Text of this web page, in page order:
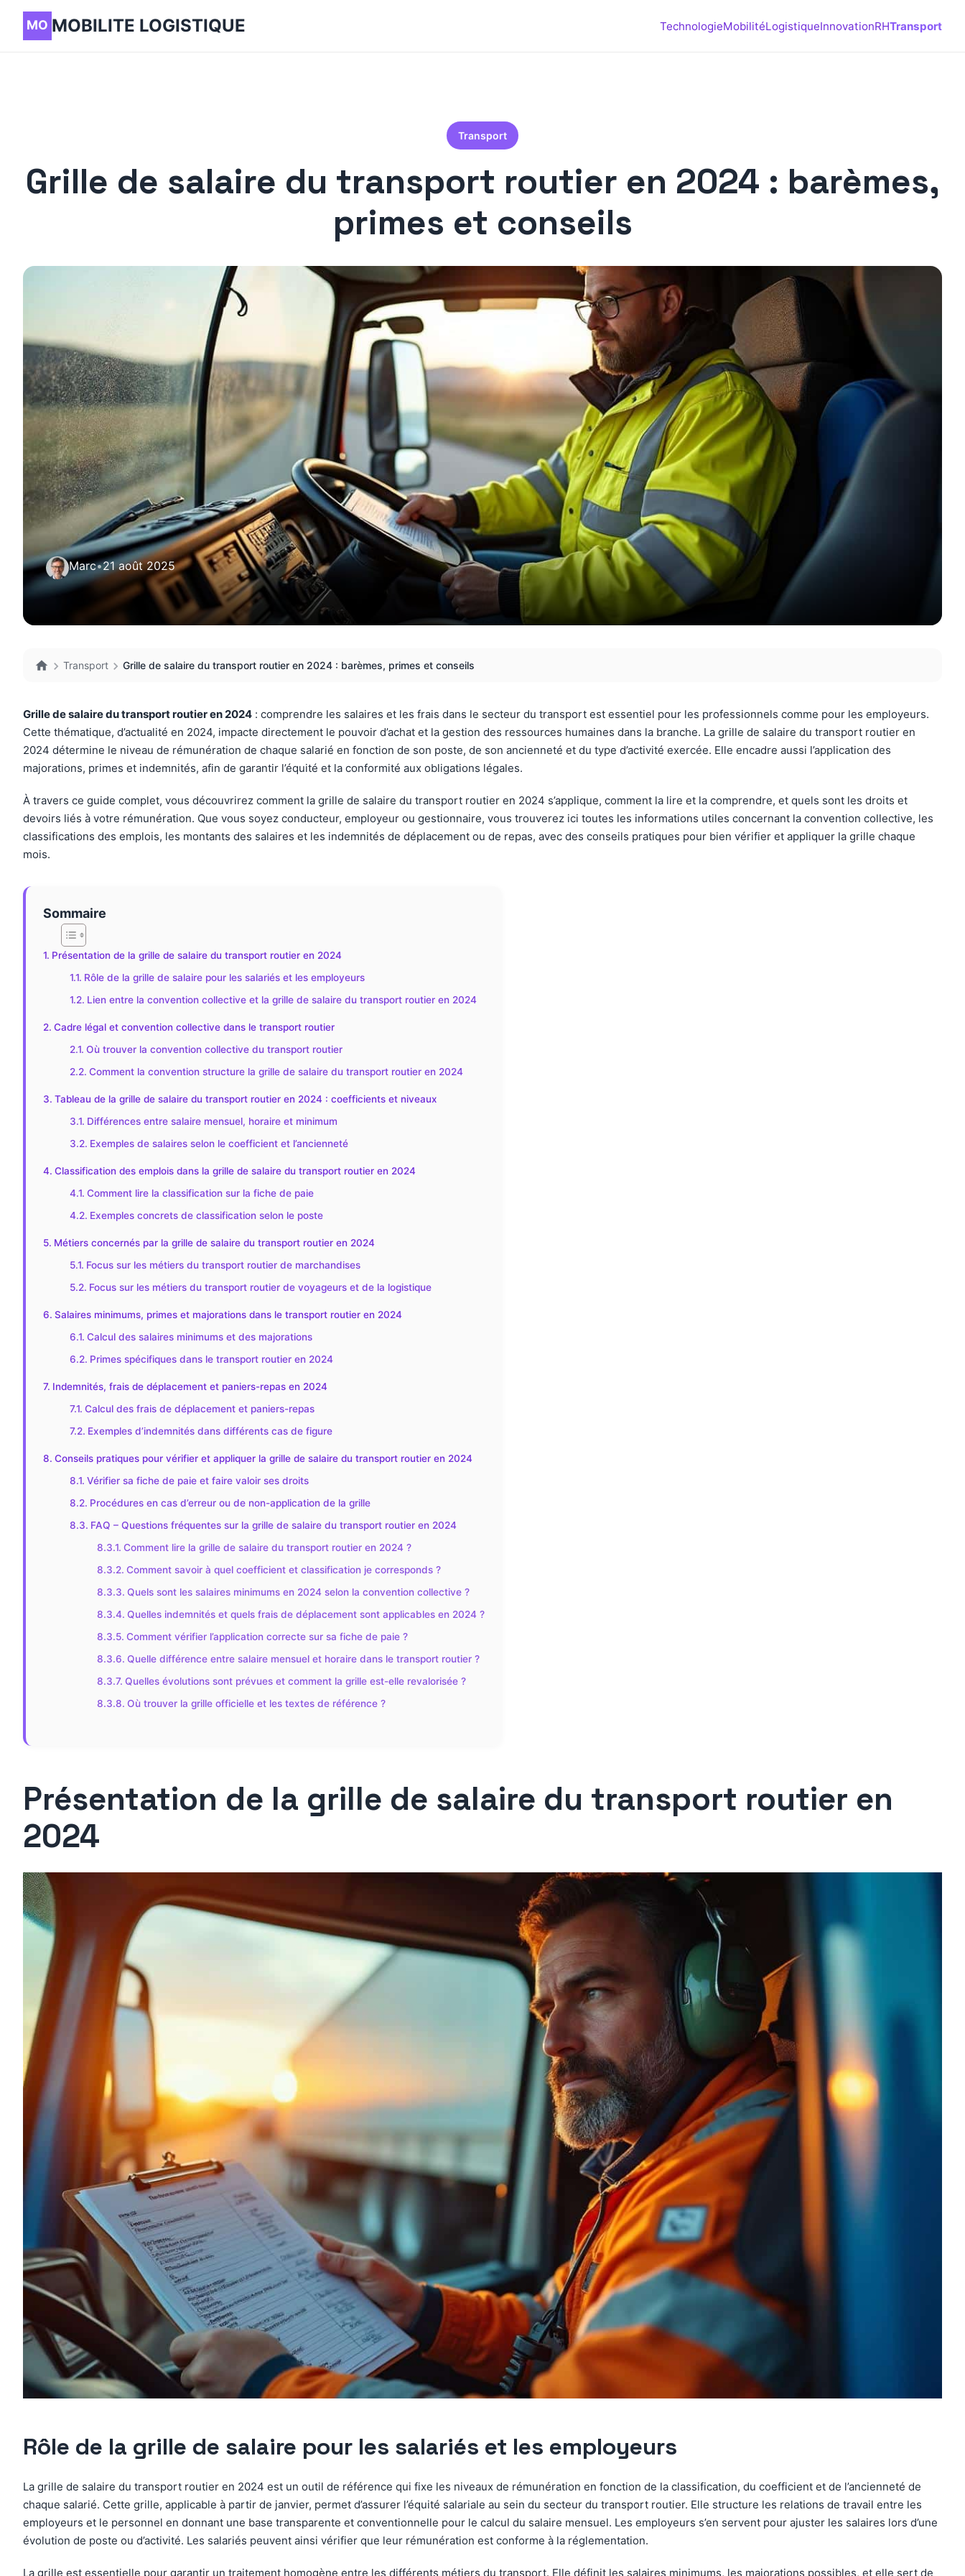
MOBILITE LOGISTIQUE TechnologieMobilitéLogistiqueInnovationRHTransport
Transport
Grille de salaire du transport routier en 2024 : barèmes,
primes et conseils
Marc•21 août 2025
Transport Grille de salaire du transport routier en 2024 : barèmes, primes et conseils
Grille de salaire du transport routier en 2024 : comprendre les salaires et les frais dans le secteur du transport est essentiel pour les professionnels comme pour les employeurs.
Cette thématique, d’actualité en 2024, impacte directement le pouvoir d’achat et la gestion des ressources humaines dans la branche. La grille de salaire du transport routier en
2024 détermine le niveau de rémunération de chaque salarié en fonction de son poste, de son ancienneté et du type d’activité exercée. Elle encadre aussi l’application des
majorations, primes et indemnités, afin de garantir l’équité et la conformité aux obligations légales.
À travers ce guide complet, vous découvrirez comment la grille de salaire du transport routier en 2024 s’applique, comment la lire et la comprendre, et quels sont les droits et
devoirs liés à votre rémunération. Que vous soyez conducteur, employeur ou gestionnaire, vous trouverez ici toutes les informations utiles concernant la convention collective, les
classifications des emplois, les montants des salaires et les indemnités de déplacement ou de repas, avec des conseils pratiques pour bien vérifier et appliquer la grille chaque
mois.
Sommaire
Présentation de la grille de salaire du transport routier en 2024
Rôle de la grille de salaire pour les salariés et les employeurs
Lien entre la convention collective et la grille de salaire du transport routier en 2024
Cadre légal et convention collective dans le transport routier
Où trouver la convention collective du transport routier
Comment la convention structure la grille de salaire du transport routier en 2024
Tableau de la grille de salaire du transport routier en 2024 : coefficients et niveaux
Différences entre salaire mensuel, horaire et minimum
Exemples de salaires selon le coefficient et l’ancienneté
Classification des emplois dans la grille de salaire du transport routier en 2024
Comment lire la classification sur la fiche de paie
Exemples concrets de classification selon le poste
Métiers concernés par la grille de salaire du transport routier en 2024
Focus sur les métiers du transport routier de marchandises
Focus sur les métiers du transport routier de voyageurs et de la logistique
Salaires minimums, primes et majorations dans le transport routier en 2024
Calcul des salaires minimums et des majorations
Primes spécifiques dans le transport routier en 2024
Indemnités, frais de déplacement et paniers-repas en 2024
Calcul des frais de déplacement et paniers-repas
Exemples d’indemnités dans différents cas de figure
Conseils pratiques pour vérifier et appliquer la grille de salaire du transport routier en 2024
Vérifier sa fiche de paie et faire valoir ses droits
Procédures en cas d’erreur ou de non-application de la grille
FAQ – Questions fréquentes sur la grille de salaire du transport routier en 2024
Comment lire la grille de salaire du transport routier en 2024 ?
Comment savoir à quel coefficient et classification je corresponds ?
Quels sont les salaires minimums en 2024 selon la convention collective ?
Quelles indemnités et quels frais de déplacement sont applicables en 2024 ?
Comment vérifier l’application correcte sur sa fiche de paie ?
Quelle différence entre salaire mensuel et horaire dans le transport routier ?
Quelles évolutions sont prévues et comment la grille est-elle revalorisée ?
Où trouver la grille officielle et les textes de référence ?
Présentation de la grille de salaire du transport routier en
2024
Rôle de la grille de salaire pour les salariés et les employeurs
La grille de salaire du transport routier en 2024 est un outil de référence qui fixe les niveaux de rémunération en fonction de la classification, du coefficient et de l’ancienneté de
chaque salarié. Cette grille, applicable à partir de janvier, permet d’assurer l’équité salariale au sein du secteur du transport routier. Elle structure les relations de travail entre les
employeurs et le personnel en donnant une base transparente et conventionnelle pour le calcul du salaire mensuel. Les employeurs s’en servent pour ajuster les salaires lors d’une
évolution de poste ou d’activité. Les salariés peuvent ainsi vérifier que leur rémunération est conforme à la réglementation.
La grille est essentielle pour garantir un traitement homogène entre les différents métiers du transport. Elle définit les salaires minimums, les majorations possibles, et elle sert de